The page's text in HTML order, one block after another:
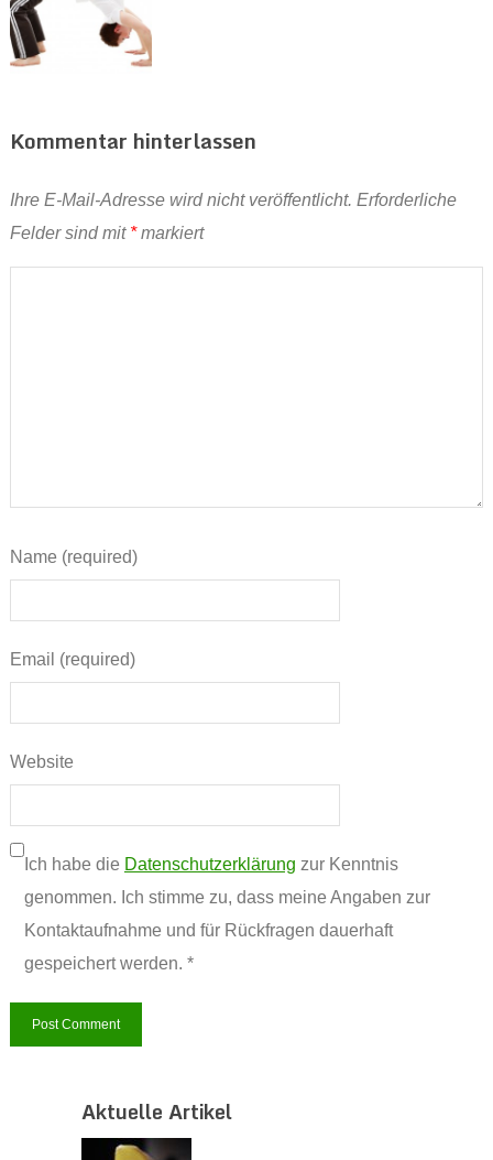
Kommentar hinterlassen
Ihre E-Mail-Adresse wird nicht veröffentlicht. Erforderliche
Felder sind mit *markiert
Name (required)
Email (required)
Website
Ich habe die Datenschutzerklärung zur Kenntnis
genommen. Ich stimme zu, dass meine Angaben zur
Kontaktaufnahme und für Rückfragen dauerhaft
gespeichert werden. *
Aktuelle Artikel